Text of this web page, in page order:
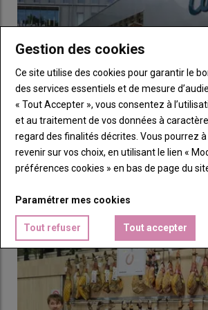
1,1 à 1,3 porcelet en 10 ans, contribuant à
de pertes sur nés totaux, lequel atteint 21,2
pénalisant ainsi la taille de portée à la
bénéficié de cette progression des nés
15,8 porcelets en 2024, soit 2,2 de mieux
Cooperl : « Nos élevages de porc à
07 août 2026
montée en gamme de sa production. Pour
Gestion des cookies
Ce site utilise des cookies pour garantir le
des services essentiels et de mesure
« Tout Accepter », vous consentez à
et au traitement de vos données à
regard des finalités décrites. Vous pourrez
revenir sur vos choix, en utilisant le lien «
préférences cookies » en bas de page du
Paramétrer mes cookies
Tout refuser Tout accepter